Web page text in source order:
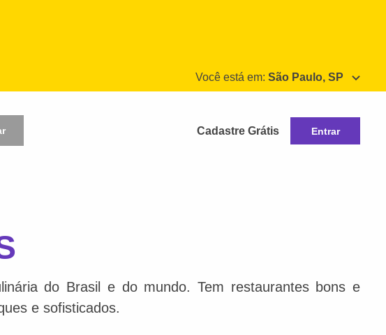
Você está em: São Paulo, SP
Cadastre Grátis Entrar
do Brasil e do mundo. Tem restaurantes bons e
e sofisticados.